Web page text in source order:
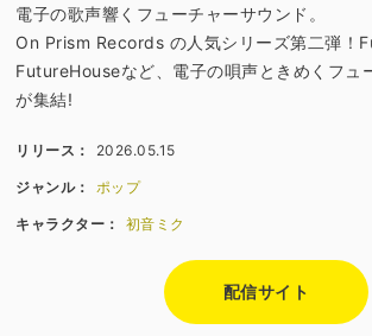
電子の歌声響くフューチャーサウンド。
On Prism Records の人気シリーズ第二弾！
FutureHouseなど、電子の唄声ときめくフュ
が集結!
リリース： 2026.05.15
ジャンル： ポップ
キャラクター： 初音ミク
配信サイト